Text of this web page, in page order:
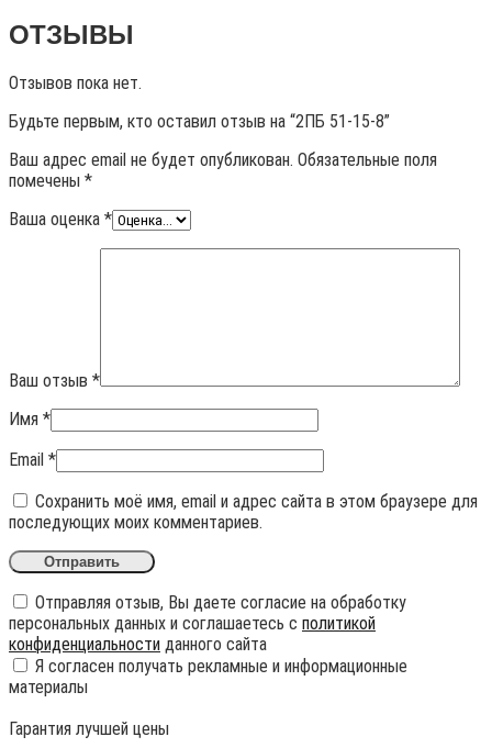
ОТЗЫВЫ
Отзывов пока нет.
Будьте первым, кто оставил отзыв на “2ПБ 51-15-8”
Ваш адрес email не будет опубликован. Обязательные поля
помечены *
Ваша оценка *
Ваш отзыв *
Имя *
Email *
Сохранить моё имя, email и адрес сайта в этом браузере для
последующих моих комментариев.
Отправляя отзыв, Вы даете согласие на обработку
персональных данных и соглашаетесь с политикой
конфиденциальности данного сайта
Я согласен получать рекламные и информационные
материалы
Гарантия лучшей цены